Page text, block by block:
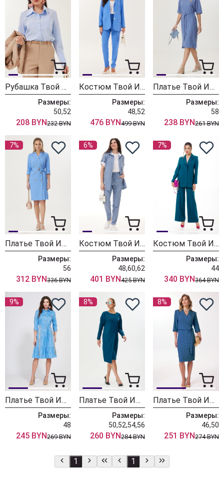
Рубашка Твой Имидж 2183
Размеры:
50,52
208 BYN232 BYN
Костюм Твой Имидж 2144
Размеры:
48,52
476 BYN499 BYN
Платье Твой Имидж 1817
Размеры:
58
238 BYN261 BYN
7%
Платье Твой Имидж 2117
Размеры:
56
312 BYN336 BYN
6%
Костюм Твой Имидж 2103 небесно-голубой
Размеры:
48,60,62
401 BYN425 BYN
7%
Костюм Твой Имидж 1727
Размеры:
44
340 BYN364 BYN
9%
Платье Твой Имидж 1562 голубой
Размеры:
48
245 BYN269 BYN
8%
Платье Твой Имидж 1752
Размеры:
50,52,54,56
260 BYN284 BYN
8%
Платье Твой Имидж 1645 маренго
Размеры:
46,50
251 BYN274 BYN
1 1